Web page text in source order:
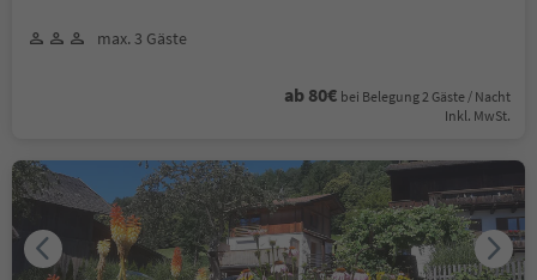
max. 3 Gäste
ab 80€ bei Belegung 2 Gäste / Nacht
Inkl. MwSt.